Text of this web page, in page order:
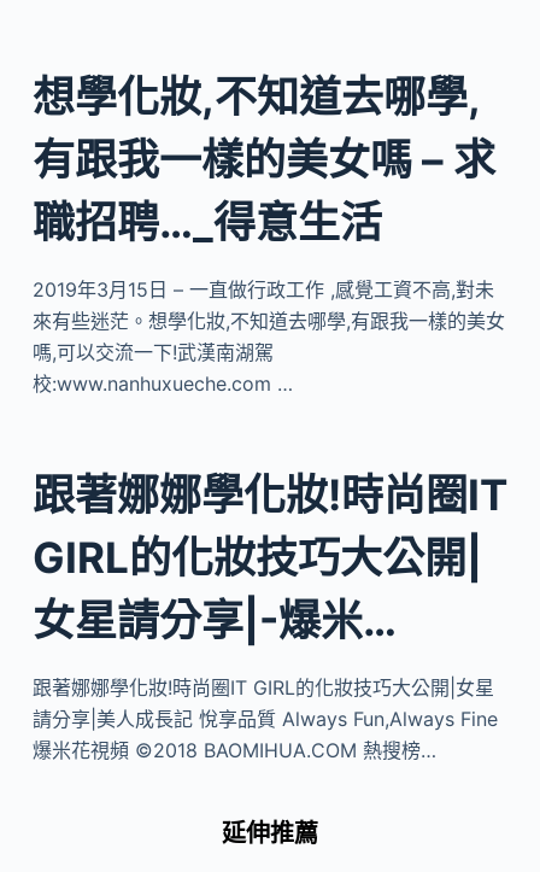
想學化妝,不知道去哪學,
有跟我一樣的美女嗎 – 求
職招聘…_得意生活
2019年3月15日 – 一直做行政工作 ,感覺工資不高,對未
來有些迷茫。想學化妝,不知道去哪學,有跟我一樣的美女
嗎,可以交流一下!武漢南湖駕
校:www.nanhuxueche.com …
跟著娜娜學化妝!時尚圈IT
GIRL的化妝技巧大公開|
女星請分享|-爆米…
跟著娜娜學化妝!時尚圈IT GIRL的化妝技巧大公開|女星
請分享|美人成長記 悅享品質 Always Fun,Always Fine
爆米花視頻 ©2018 BAOMIHUA.COM 熱搜榜…
延伸推薦